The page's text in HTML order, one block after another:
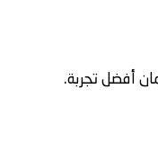
أفضل تجربة.